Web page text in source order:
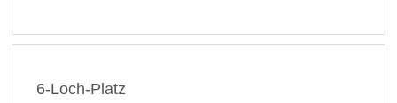
6-Loch-Platz